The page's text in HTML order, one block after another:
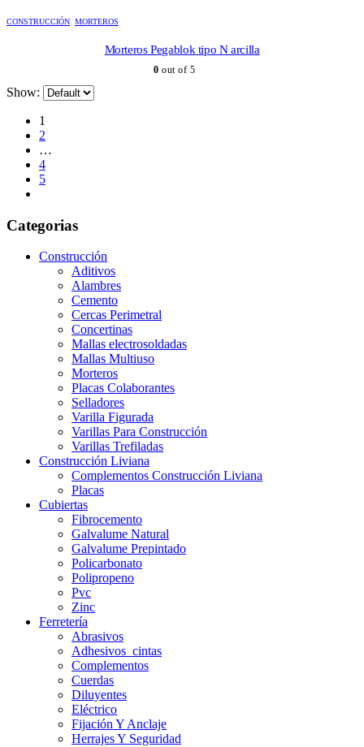
CONSTRUCCIÓN MORTEROS
Morteros Pegablok tipo N arcilla
0 out of 5
Show:
1
2
…
4
5
Categorias
Construcción
Aditivos
Alambres
Cemento
Cercas Perimetral
Concertinas
Mallas electrosoldadas
Mallas Multiuso
Morteros
Placas Colaborantes
Selladores
Varilla Figurada
Varillas Para Construcción
Varillas Trefiladas
Construcción Liviana
Complementos Construcción Liviana
Placas
Cubiertas
Fibrocemento
Galvalume Natural
Galvalume Prepintado
Policarbonato
Polipropeno
Pvc
Zinc
Ferretería
Abrasivos
Adhesivos_cintas
Complementos
Cuerdas
Diluyentes
Eléctrico
Fijación Y Anclaje
Herrajes Y Seguridad